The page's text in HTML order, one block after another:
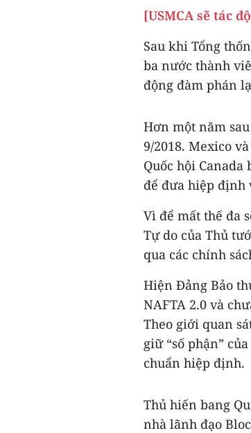
[USMCA sẽ tác
Sau khi Tổng
ba nước thành
động đàm phán
Hơn một năm
9/2018. Mexico
Quốc hội
để đưa hiệp định
Vì để mất thế đa
Tự do của Thủ
qua các chính
Hiện Đảng Bảo
NAFTA 2.0 và
Theo giới quan
giữ “số phận”
chuẩn hiệp định.
Thủ hiến bang
nhà lãnh đạo